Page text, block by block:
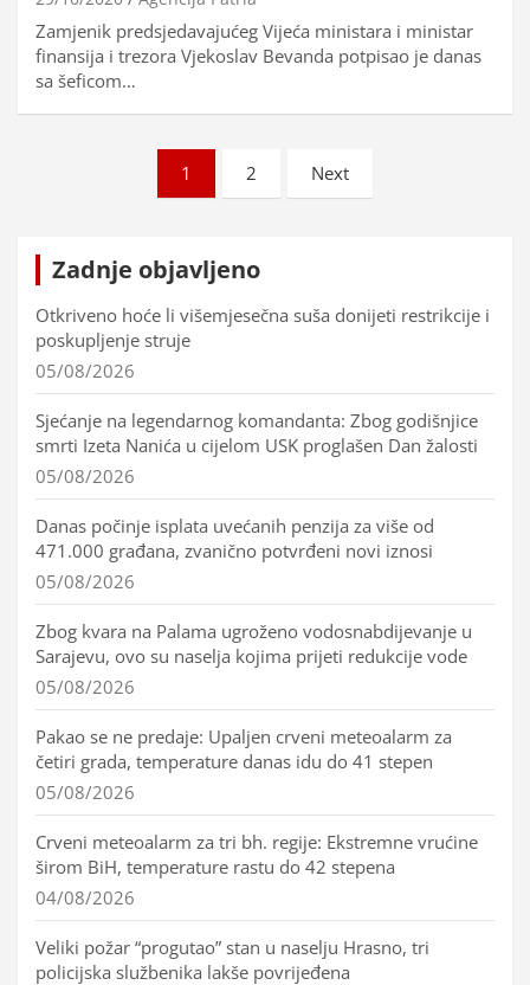
Zamjenik predsjedavajućeg Vijeća ministara i ministar
finansija i trezora Vjekoslav Bevanda potpisao je danas
sa šeficom…
1 2 Next
Zadnje objavljeno
Otkriveno hoće li višemjesečna suša donijeti restrikcije i
poskupljenje struje
05/08/2026
Sjećanje na legendarnog komandanta: Zbog godišnjice
smrti Izeta Nanića u cijelom USK proglašen Dan žalosti
05/08/2026
Danas počinje isplata uvećanih penzija za više od
471.000 građana, zvanično potvrđeni novi iznosi
05/08/2026
Zbog kvara na Palama ugroženo vodosnabdijevanje u
Sarajevu, ovo su naselja kojima prijeti redukcije vode
05/08/2026
Pakao se ne predaje: Upaljen crveni meteoalarm za
četiri grada, temperature danas idu do 41 stepen
05/08/2026
Crveni meteoalarm za tri bh. regije: Ekstremne vrućine
širom BiH, temperature rastu do 42 stepena
04/08/2026
Veliki požar “progutao” stan u naselju Hrasno, tri
policijska službenika lakše povrijeđena